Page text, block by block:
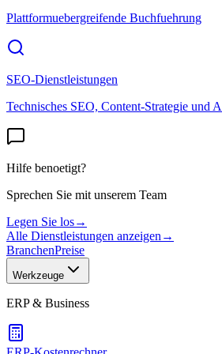
Plattformuebergreifende Buchfuehrung
SEO-Dienstleistungen
Technisches SEO, Content-Strategie und
Hilfe benoetigt?
Sprechen Sie mit unserem Team
Legen Sie los→
Alle Dienstleistungen anzeigen →
BranchenPreise
Werkzeuge
ERP & Business